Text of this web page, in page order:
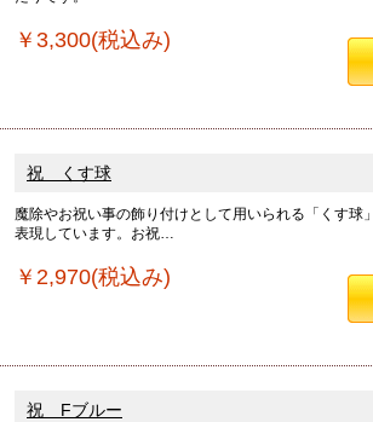
￥3,300(税込み)
祝 くす球
魔除やお祝い事の飾り付けとして用いられる「くす球
表現しています。お祝…
￥2,970(税込み)
祝 Fブルー